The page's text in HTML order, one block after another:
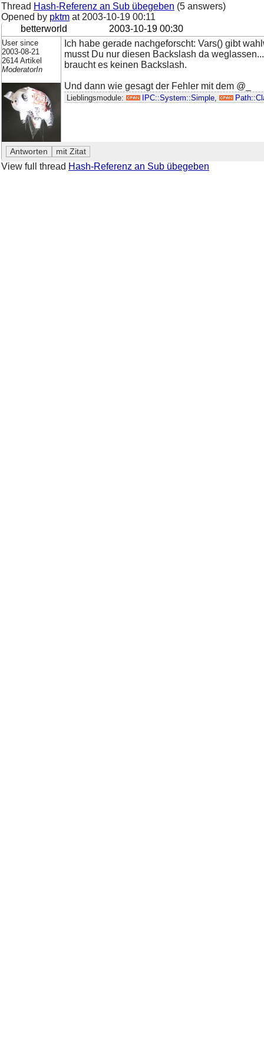
Thread Hash-Referenz an Sub übegeben (5 answers)
Opened by pktm at 2003-10-19 00:11
betterworld
2003-10-19 00:30
User since
2003-08-21
2614 Artikel
ModeratorIn
Ich habe gerade nachgeforscht: Vars() gibt
musst Du nur diesen Backslash da
braucht es keinen Backslash.
Und dann wie gesagt der Fehler mit dem @_
Lieblingsmodule: IPC::System::Simple,
View full thread Hash-Referenz an Sub übegeben